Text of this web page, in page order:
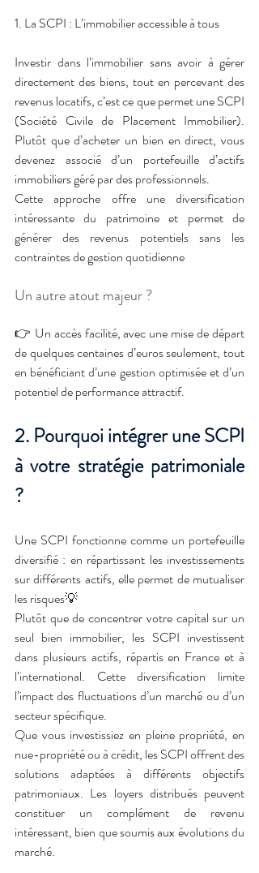
1️. La SCPI : L’immobilier accessible à tous
Investir dans l’immobilier sans avoir à gérer
directement des biens, tout en percevant des
revenus locatifs, c’est ce que permet une SCPI
(Société Civile de Placement Immobilier).
Plutôt que d’acheter un bien en direct, vous
devenez associé d’un portefeuille d’actifs
immobiliers géré par des professionnels.
Cette approche offre une diversification
intéressante du patrimoine et permet de
générer des revenus potentiels sans les
contraintes de gestion quotidienne
Un autre atout majeur ?
👉 Un accès facilité, avec une mise de départ
de quelques centaines d’euros seulement, tout
en bénéficiant d’une gestion optimisée et d’un
potentiel de performance attractif.
2. Pourquoi intégrer une SCPI
à votre stratégie patrimoniale
?
Une SCPI fonctionne comme un portefeuille
diversifié : en répartissant les investissements
sur différents actifs, elle permet de mutualiser
les risques💡
Plutôt que de concentrer votre capital sur un
seul bien immobilier, les SCPI investissent
dans plusieurs actifs, répartis en France et à
l’international. Cette diversification limite
l’impact des fluctuations d’un marché ou d’un
secteur spécifique.
Que vous investissiez en pleine propriété, en
nue-propriété ou à crédit, les SCPI offrent des
solutions adaptées à différents objectifs
patrimoniaux. Les loyers distribués peuvent
constituer un complément de revenu
intéressant, bien que soumis aux évolutions du
marché.